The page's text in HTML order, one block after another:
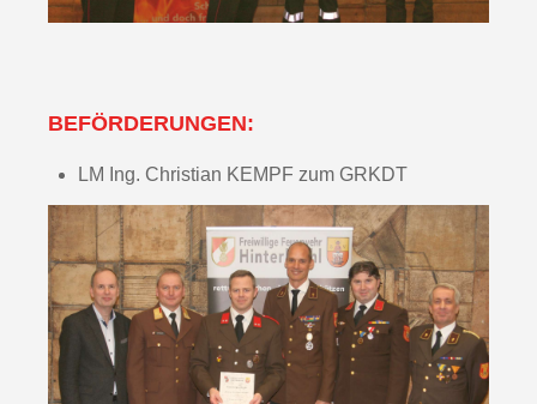
BEFÖRDERUNGEN:
LM Ing. Christian KEMPF zum GRKDT